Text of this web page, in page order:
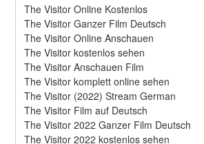
The Visitor Online Kostenlos
The Visitor Ganzer Film Deutsch
The Visitor Online Anschauen
The Visitor kostenlos sehen
The Visitor Anschauen Film
The Visitor komplett online sehen
The Visitor (2022) Stream German
The Visitor Film auf Deutsch
The Visitor 2022 Ganzer Film Deutsch
The Visitor 2022 kostenlos sehen